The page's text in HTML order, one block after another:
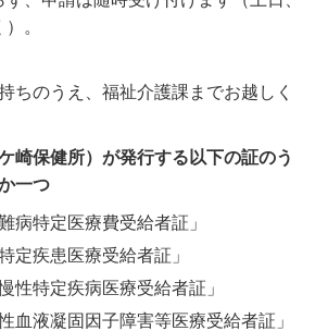
。
ちのうえ、福祉介護課までお越しく
崎保健所）が発行する以下の証のう
一つ
難病特定医療費受給者証」
定疾患医療受給者証」
慢性特定疾病医療受給者証」
性血液凝固因子障害等医療受給者証」